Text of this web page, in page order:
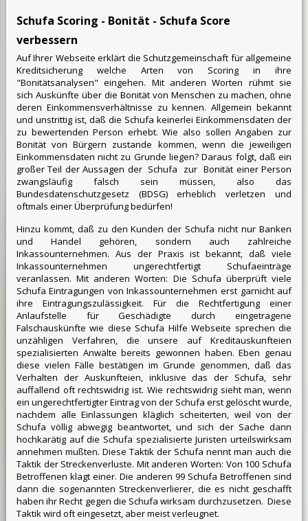
Schufa Scoring - Bonität - Schufa Score
verbessern
Auf Ihrer Webseite erklärt die Schutzgemeinschaft für allgemeine
Kreditsicherung welche Arten von Scoring in ihre
"Bonitätsanalysen" eingehen. Mit anderen Worten rühmt sie
sich Auskünfte über die Bonität von Menschen zu machen, ohne
deren Einkommensverhältnisse zu kennen. Allgemein bekannt
und unstrittig ist, daß die Schufa keinerlei Einkommensdaten der
zu bewertenden Person erhebt. Wie also sollen Angaben zur
Bonität von Bürgern zustande kommen, wenn die jeweiligen
Einkommensdaten nicht zu Grunde liegen? Daraus folgt, daß ein
großer Teil der Aussagen der Schufa zur Bonität einer Person
zwangsläufig falsch sein müssen, also das
Bundesdatenschutzgesetz (BDSG) erheblich verletzen und
oftmals einer Überprüfung bedürfen!
Hinzu kommt, daß zu den Kunden der Schufa nicht nur Banken
und Handel gehören, sondern auch zahlreiche
Inkassounternehmen. Aus der Praxis ist bekannt, daß viele
Inkassounternehmen ungerechtfertigt Schufaeinträge
veranlassen. Mit anderen Worten: Die Schufa überprüft viele
Schufa Eintragungen von Inkassounternehmen erst garnicht auf
ihre Eintragungszulässigkeit. Für die Rechtfertigung einer
Anlaufstelle für Geschädigte durch eingetragene
Falschauskünfte wie diese Schufa Hilfe Webseite sprechen die
unzähligen Verfahren, die unsere auf Kreditauskunfteien
spezialisierten Anwälte bereits gewonnen haben. Eben genau
diese vielen Fälle bestätigen im Grunde genommen, daß das
Verhalten der Auskunfteien, inklusive das der Schufa, sehr
auffallend oft rechtswidrig ist. Wie rechtswidrig sieht man, wenn
ein ungerechtfertigter Eintrag von der Schufa erst gelöscht wurde,
nachdem alle Einlassungen kläglich scheiterten, weil von der
Schufa völlig abwegig beantwortet, und sich der Sache dann
hochkarätig auf die Schufa spezialisierte Juristen urteilswirksam
annehmen mußten. Diese Taktik der Schufa nennt man auch die
Taktik der Streckenverluste. Mit anderen Worten: Von 100 Schufa
Betroffenen klagt einer. Die anderen 99 Schufa Betroffenen sind
dann die sogenannten Streckenverlierer, die es nicht geschafft
haben ihr Recht gegen die Schufa wirksam durchzusetzen. Diese
Taktik wird oft eingesetzt, aber meist verleugnet.